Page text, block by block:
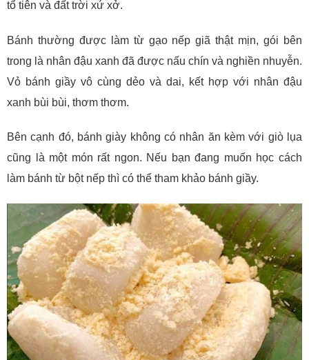
tổ tiên và đất trời xứ xở.
Bánh thường được làm từ gạo nếp giã thật mịn, gói bên
trong là nhân đậu xanh đã được nấu chín và nghiền nhuyễn.
Vỏ bánh giầy vô cùng dẻo và dai, kết hợp với nhân đậu
xanh bùi bùi, thơm thơm.
Bên cạnh đó, bánh giày không có nhân ăn kèm với giò lụa
cũng là một món rất ngon. Nếu bạn đang muốn học cách
làm bánh từ bột nếp thì có thể tham khảo bánh giầy.